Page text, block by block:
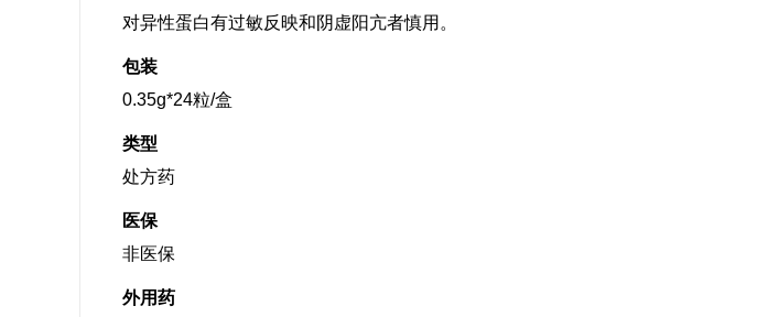
对异性蛋白有过敏反映和阴虚阳亢者慎用。
包装
0.35g*24粒/盒
类型
处方药
医保
非医保
外用药